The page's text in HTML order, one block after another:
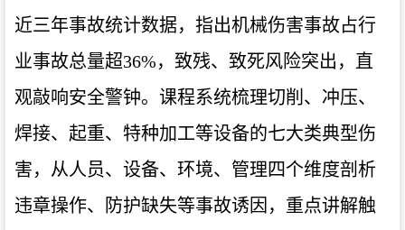
近三年事故统计数据，指出机械伤害事故占行
业事故总量超36%，致残、致死风险突出，直
观敲响安全警钟。课程系统梳理切削、冲压、
焊接、起重、特种加工等设备的七大类典型伤
害，从人员、设备、环境、管理四个维度剖析
违章操作、防护缺失等事故诱因，重点讲解触